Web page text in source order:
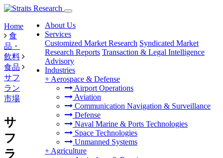
About Us
Services
Customized Market Research Syndicated Market
Research Reports Transaction & Legal Intelligence
Advisory
Industries
+ Aerospace & Defense
Airport Operations
Aviation
Communication Navigation & Surveillance
Defense
Naval Marine & Ports Technologies
Space Technologies
Unmanned Systems
+ Agriculture
Home
食
品・
飲料
食品
サフ
ラン
市場
サ
フ
ラ